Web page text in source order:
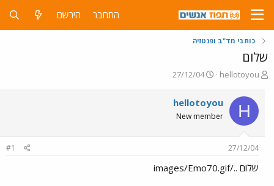
התחבר הירשם
כותבי מד"ב ופנטזיה
שלום
פ
ח
ה
ו
ש
hellotoyou
פ
ס
ם
ת
י
27/12/04
H
hellotoyou
New member
27/12/04
#1
שלום ../images/Emo70.gif